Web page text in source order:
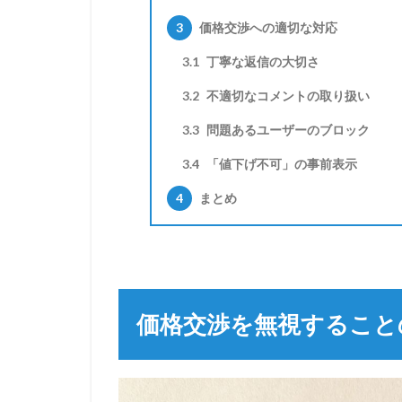
3 価格交渉への適切な対応
3.1 丁寧な返信の大切さ
3.2 不適切なコメントの取り扱い
3.3 問題あるユーザーのブロック
3.4 「値下げ不可」の事前表示
4 まとめ
価格交渉を無視するこ